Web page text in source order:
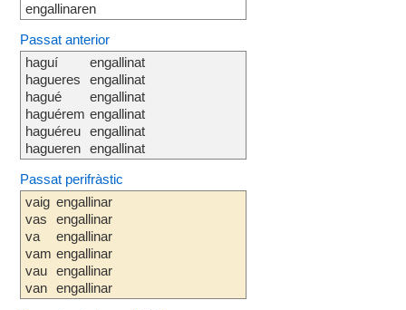
engallinaren
Passat anterior
haguí
hagueres
hagué
haguérem
haguéreu
hagueren
engallinat
engallinat
engallinat
engallinat
engallinat
engallinat
Passat perifràstic
vaig
vas
va
vam
vau
van
engallinar
engallinar
engallinar
engallinar
engallinar
engallinar